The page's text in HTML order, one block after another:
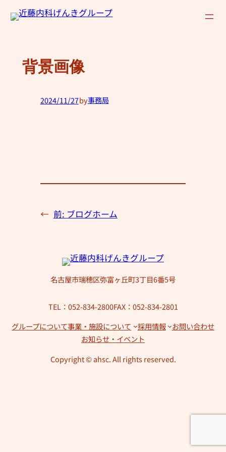
内
背景画像
2024/11/27by事務局
← 前: ブログホーム
名古屋市瑞穂区弥富ヶ丘町3丁目6番5号
TEL：052-834-2800FAX：052-834-2801
グループについて事業・施設について 採用情報
お問い合わせ
お知らせ・イベント
Copyright © ahsc. All rights reserved.